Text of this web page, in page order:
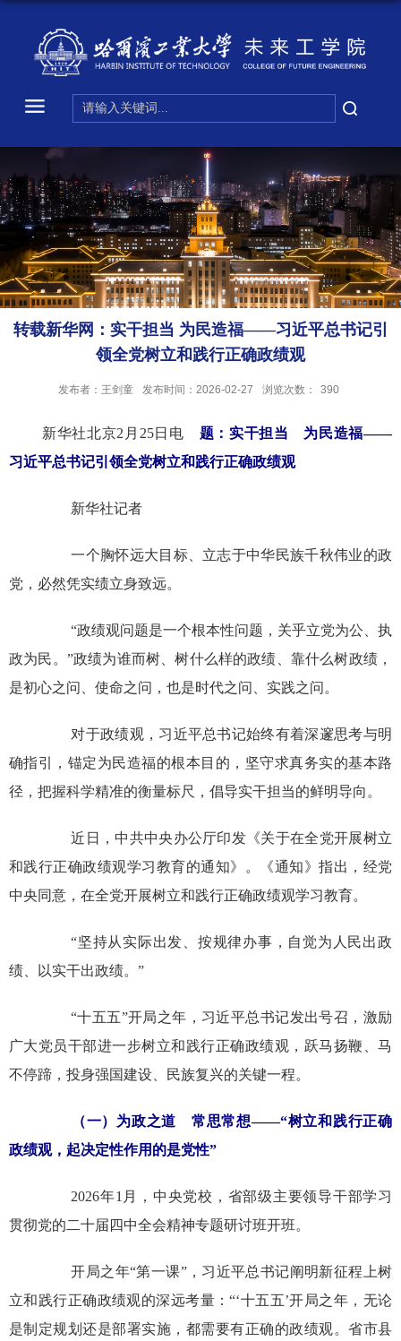
转载新华网：实干担当 为民造福——习近平总书记引
领全党树立和践行正确政绩观
发布者：王剑童 发布时间：2026-02-27 浏览次数： 390
新华社北京2月25日电 题：实干担当 为民造福——
习近平总书记引领全党树立和践行正确政绩观
新华社记者
一个胸怀远大目标、立志于中华民族千秋伟业的政
党，必然凭实绩立身致远。
“政绩观问题是一个根本性问题，关乎立党为公、执
政为民。”政绩为谁而树、树什么样的政绩、靠什么树政绩，
是初心之问、使命之问，也是时代之问、实践之问。
对于政绩观，习近平总书记始终有着深邃思考与明
确指引，锚定为民造福的根本目的，坚守求真务实的基本路
径，把握科学精准的衡量标尺，倡导实干担当的鲜明导向。
近日，中共中央办公厅印发《关于在全党开展树立
和践行正确政绩观学习教育的通知》。《通知》指出，经党
中央同意，在全党开展树立和践行正确政绩观学习教育。
“坚持从实际出发、按规律办事，自觉为人民出政
绩、以实干出政绩。”
“十五五”开局之年，习近平总书记发出号召，激励
广大党员干部进一步树立和践行正确政绩观，跃马扬鞭、马
不停蹄，投身强国建设、民族复兴的关键一程。
（一）为政之道 常思常想——“树立和践行正确
政绩观，起决定性作用的是党性”
2026年1月，中央党校，省部级主要领导干部学习
贯彻党的二十届四中全会精神专题研讨班开班。
开局之年“第一课”，习近平总书记阐明新征程上树
立和践行正确政绩观的深远考量：“‘十五五’开局之年，无论
是制定规划还是部署实施，都需要有正确的政绩观。省市县